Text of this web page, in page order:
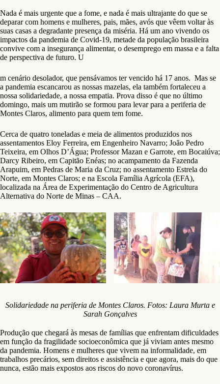
Nada é mais urgente que a fome, e nada é mais ultrajante do que se
deparar com homens e mulheres, pais, mães, avós que vêem voltar às
suas casas a degradante presença da miséria. Há um ano vivendo os
impactos da pandemia de Covid-19, metade da população brasileira
convive com a insegurança alimentar, o desemprego em massa e a falta
de perspectiva de futuro. U
m cenário desolador, que pensávamos ter vencido há 17 anos. Mas se
a pandemia escancarou as nossas mazelas, ela também fortaleceu a
nossa solidariedade, a nossa empatia. Prova disso é que no último
domingo, mais um mutirão se formou para levar para a periferia de
Montes Claros, alimento para quem tem fome.
Cerca de quatro toneladas e meia de alimentos produzidos nos
assentamentos Eloy Ferreira, em Engenheiro Navarro; João Pedro
Teixeira, em Olhos D’Água; Professor Mazan e Garrote, em Bocaiúva;
Darcy Ribeiro, em Capitão Enéas; no acampamento da Fazenda
Arapuim, em Pedras de Maria da Cruz; no assentamento Estrela do
Norte, em Montes Claros; e na Escola Família Agrícola (EFA),
localizada na Área de Experimentação do Centro de Agricultura
Alternativa do Norte de Minas – CAA.
Solidariedade na periferia de Montes Claros. Fotos: Laura Murta e
Sarah Gonçalves
Produção que chegará às mesas de famílias que enfrentam dificuldades
em função da fragilidade socioeconômica que já viviam antes mesmo
da pandemia. Homens e mulheres que vivem na informalidade, em
trabalhos precários, sem direitos e assistência e que agora, mais do que
nunca, estão mais expostos aos riscos do novo coronavírus.